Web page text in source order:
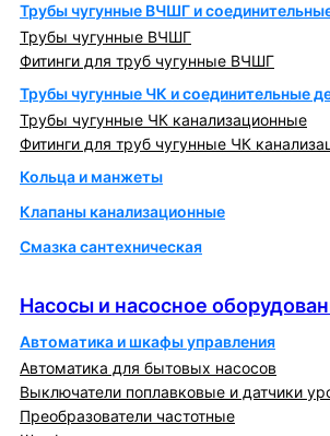
Трубы чугунные ВЧШГ и
Трубы чугунные ВЧШГ
Фитинги для труб чугунные ВЧШГ
Трубы чугунные ЧК и соединительные
Трубы чугунные ЧК канализационные
Фитинги для труб чугунные ЧК
Кольца и манжеты
Клапаны канализационные
Смазка сантехническая
Насосы и насосное
Автоматика и шкафы управления
Автоматика для бытовых насосов
Выключатели поплавковые и датчики
Преобразователи частотные